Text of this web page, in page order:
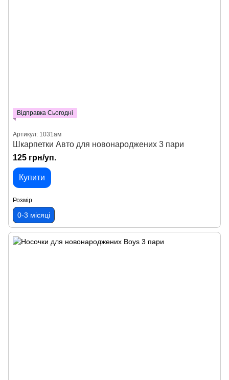
Відправка Сьогодні
Артикул: 1031ам
Шкарпетки Авто для новонароджених 3 пари
125 грн/уп.
Купити
Розмір
0-3 місяці